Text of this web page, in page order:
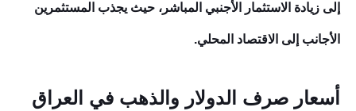
إلى زيادة الاستثمار الأجنبي المباشر، حيث يجذب المستثمرين
الأجانب إلى الاقتصاد المحلي.
أسعار صرف الدولار والذهب في العراق